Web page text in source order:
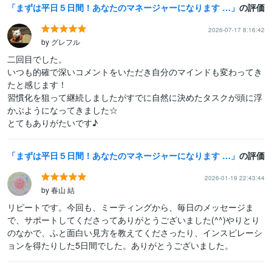
まずは平日５日間！あなたのマネージャーになります ★タスクを遂行して一緒に目標に向かって走ろう！ の評価
2026-07-17 8:16:42
by グレフル
二回目でした。
いつも的確で深いコメントをいただき自分のマインドも変わってき
たと感じます！
習慣化を狙って継続しましたがすでに自然に決めたタスクが頭に浮
かぶようになってきました☆
まずは平日５日間！あなたのマネージャーになります ★タスクを遂行して一緒に目標に向かって走ろう！ の評価
2026-01-19 22:43:44
by 春山 結
リピートです。今回も、ミーティングから、毎日のメッセージま
で、サポートしてくださってありがとうございました(^^)やりとり
のなかで、ふと面白い見方を教えてくださったり、インスピレーシ
ョンを得たりした5日間でした。ありがとうございました。